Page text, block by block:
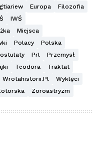
Europa
Filozofia
IWŚ
Miejsca
Polacy
Polska
Prl
Przemysł
Teodora
Traktat
Wrotahistorii.pl
Wyklęci
Zoroastryzm